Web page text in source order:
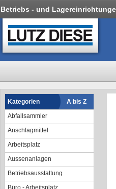
Betriebs - und
Kategorien
A bis Z
Abfallsammler
Anschlagmittel
Arbeitsplatz
Aussenanlagen
Betriebsausstattung
Büro - Arbeitsplatz